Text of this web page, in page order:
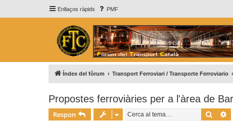
Enllaços ràpids PMF
Índex del fòrum Transport Ferroviari / Transporte Ferroviario
Propostes ferroviàries per a l'àrea de
Respon Cerca